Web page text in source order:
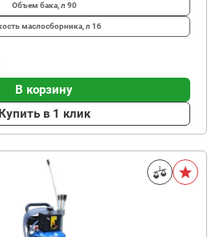
Объем бака, л 90
маслосборника, л 16
В корзину
Купить в 1 клик